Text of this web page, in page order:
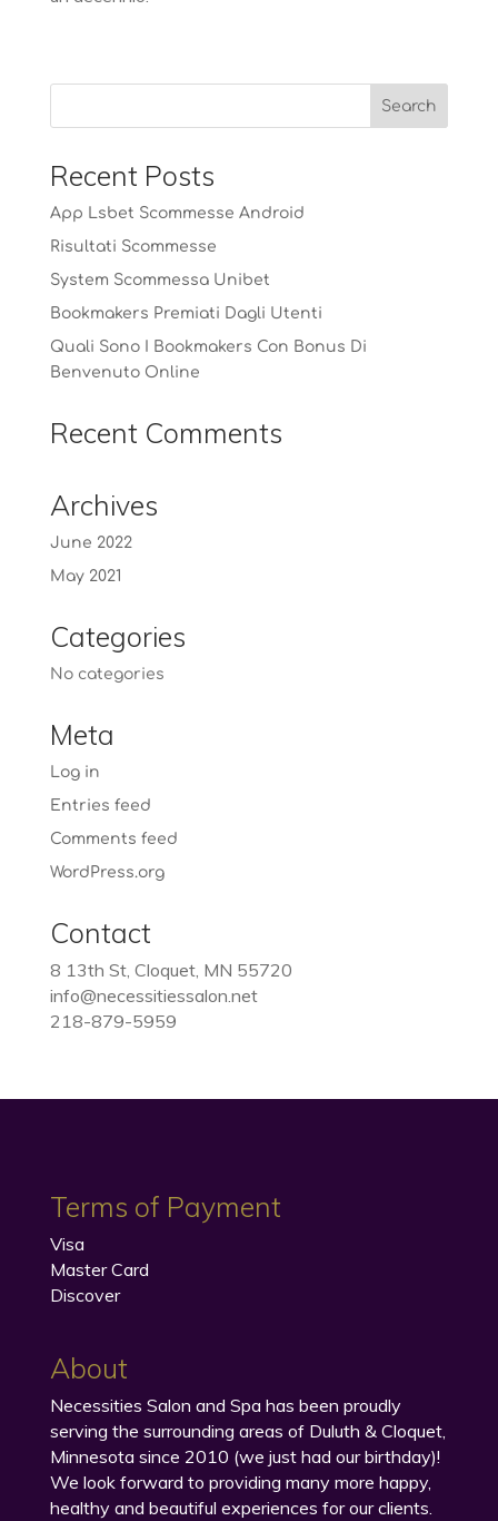
Recent Posts
App Lsbet Scommesse Android
Risultati Scommesse
System Scommessa Unibet
Bookmakers Premiati Dagli Utenti
Quali Sono I Bookmakers Con Bonus Di
Benvenuto Online
Recent Comments
Archives
June 2022
May 2021
Categories
No categories
Meta
Log in
Entries feed
Comments feed
WordPress.org
Contact
8 13th St, Cloquet, MN 55720
info@necessitiessalon.net
218-879-5959
Terms of Payment
Visa
Master Card
Discover
About
Necessities Salon and Spa has been proudly
serving the surrounding areas of Duluth & Cloquet,
Minnesota since 2010 (we just had our birthday)!
We look forward to providing many more happy,
healthy and beautiful experiences for our clients.